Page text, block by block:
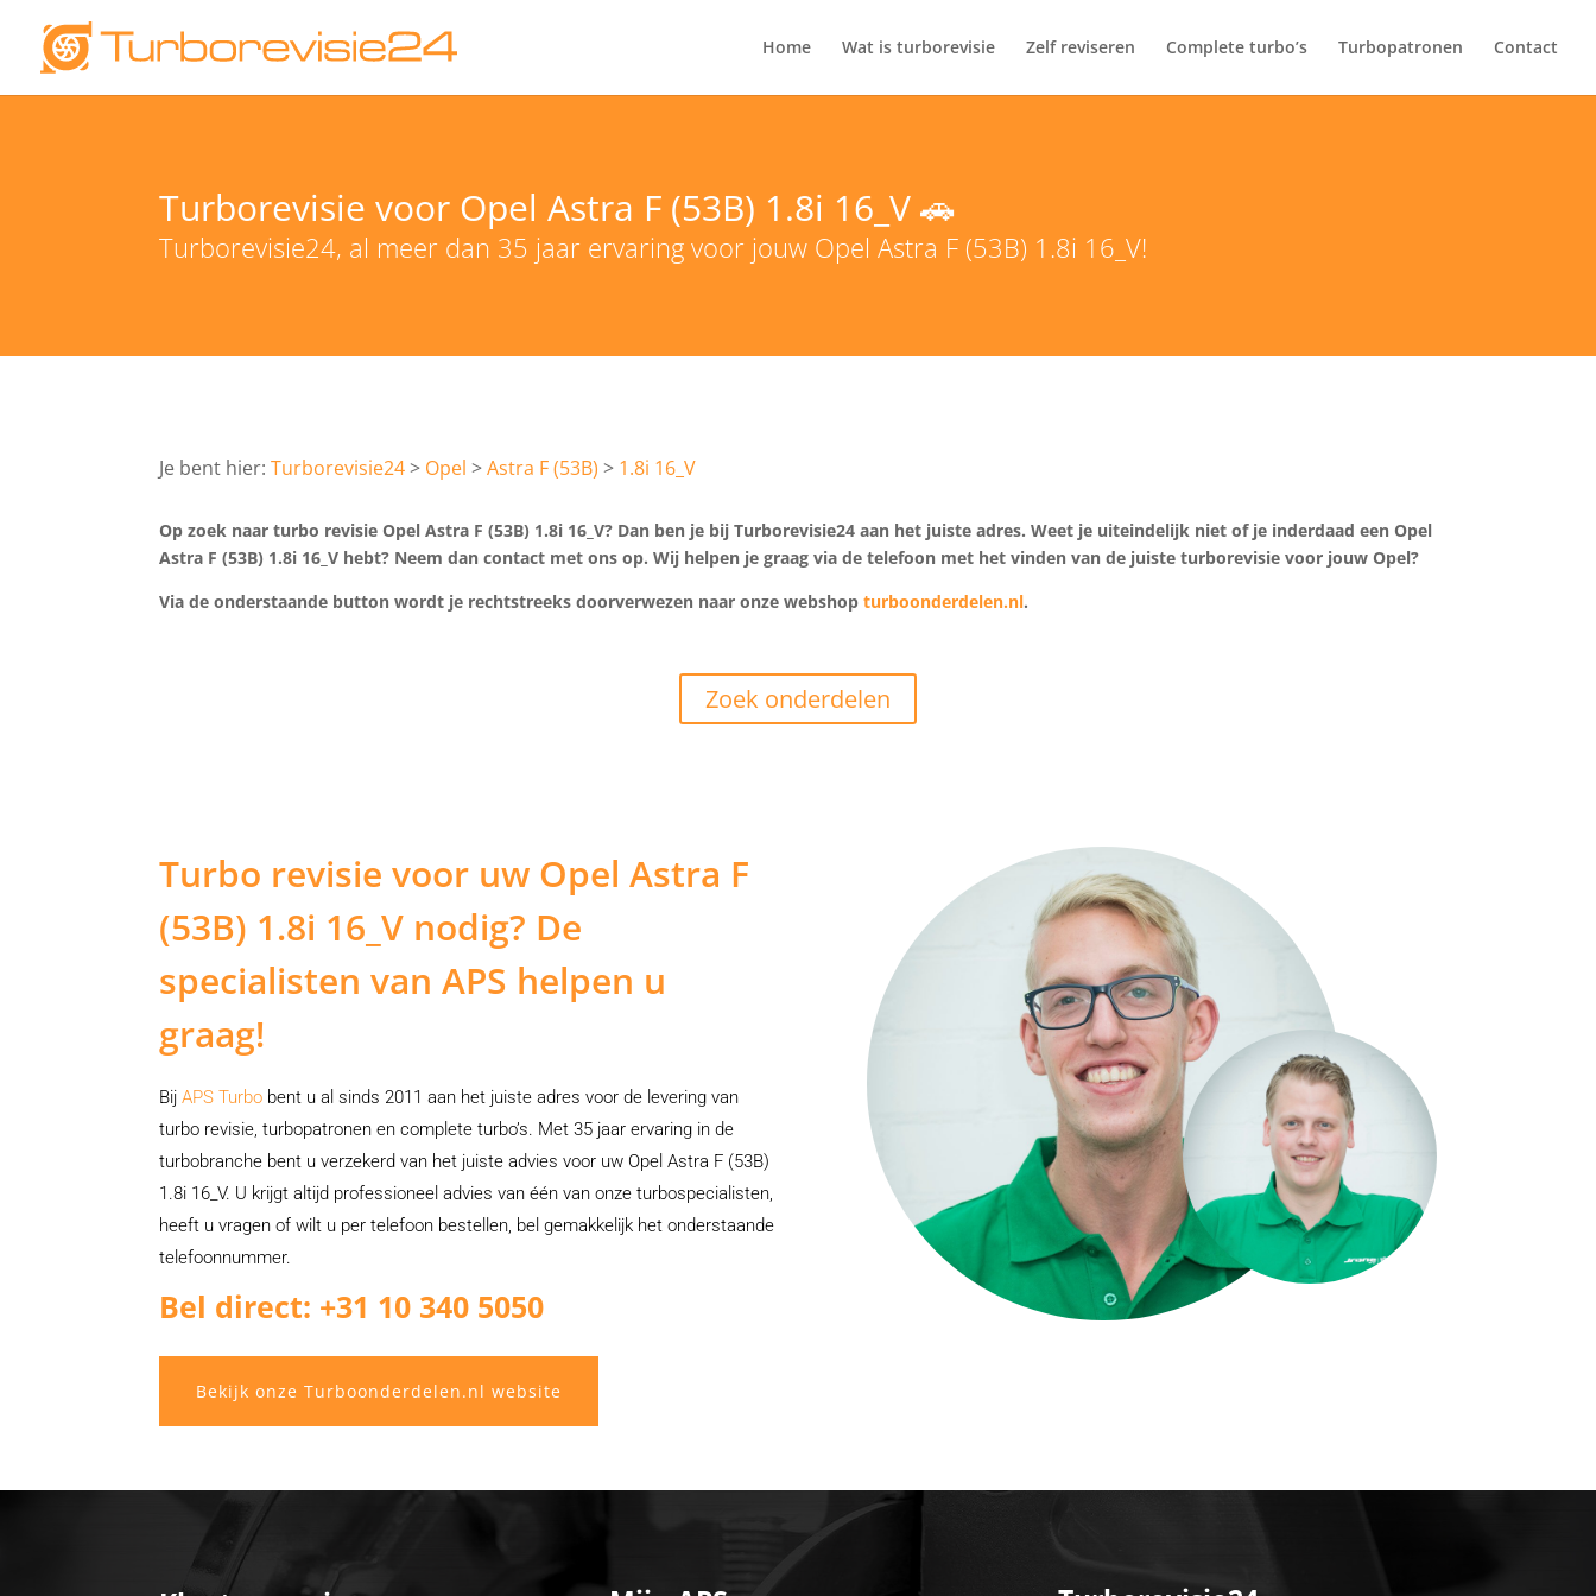
Home Wat is turborevisie Zelf reviseren Complete turbo’s Turbopatronen Contact
Turborevisie voor Opel Astra F (53B) 1.8i 16_V 🚗
Turborevisie24, al meer dan 35 jaar ervaring voor jouw Opel Astra F (53B) 1.8i 16_V!
Turborevisie24 Opel Astra F (53B) 1.8i 16_V
Op zoek naar turbo revisie Opel Astra F (53B) 1.8i 16_V? Dan ben je bij Turborevisie24 aan het juiste adres. Weet je uiteindelijk niet of je inderdaad een Opel
Astra F (53B) 1.8i 16_V hebt? Neem dan contact met ons op. Wij helpen je graag via de telefoon met het vinden van de juiste turborevisie voor jouw Opel?
Via de onderstaande button wordt je rechtstreeks doorverwezen naar onze webshopturboonderdelen.nl.
Zoek onderdelen
Turbo revisie voor uw Opel Astra F
(53B) 1.8i 16_V nodig? De
specialisten van APS helpen u
graag!
BijAPS Turbo bent u al sinds 2011 aan het juiste adres voor de levering van
turbo revisie, turbopatronen en complete turbo’s. Met 35 jaar ervaring in de
turbobranche bent u verzekerd van het juiste advies voor uw Opel Astra F (53B)
1.8i 16_V. U krijgt altijd professioneel advies van één van onze turbospecialisten,
heeft u vragen of wilt u per telefoon bestellen, bel gemakkelijk het onderstaande
telefoonnummer.
Bel direct: +31 10 340 5050
Bekijk onze Turboonderdelen.nl website